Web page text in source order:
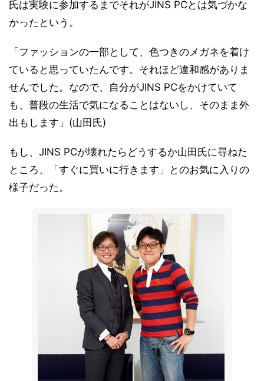
氏は実験に参加するまでそれがJINS PCとは気づかな
かったという。
「ファッションの一部として、色つきのメガネを着け
ていると思っていたんです。それほど違和感がありま
せんでした。なので、自分がJINS PCをかけていて
も、普段の生活で気になることはないし、そのまま外
出もします」(山田氏)
もし、JINS PCが壊れたらどうするか山田氏に尋ねた
ところ、「すぐに買いに行きます」とのお気に入りの
様子だった。